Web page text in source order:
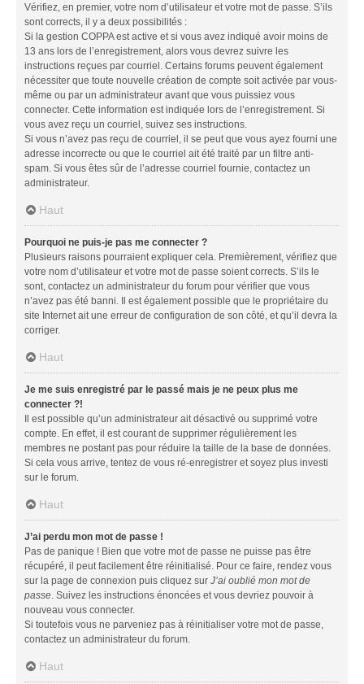
Vérifiez, en premier, votre nom d’utilisateur et votre mot de passe. S’ils
sont corrects, il y a deux possibilités :
Si la gestion COPPA est active et si vous avez indiqué avoir moins de
13 ans lors de l’enregistrement, alors vous devrez suivre les
instructions reçues par courriel. Certains forums peuvent également
nécessiter que toute nouvelle création de compte soit activée par vous-
même ou par un administrateur avant que vous puissiez vous
connecter. Cette information est indiquée lors de l’enregistrement. Si
vous avez reçu un courriel, suivez ses instructions.
Si vous n’avez pas reçu de courriel, il se peut que vous ayez fourni une
adresse incorrecte ou que le courriel ait été traité par un filtre anti-
spam. Si vous êtes sûr de l’adresse courriel fournie, contactez un
administrateur.
Haut
Pourquoi ne puis-je pas me connecter ?
Plusieurs raisons pourraient expliquer cela. Premièrement, vérifiez que
votre nom d’utilisateur et votre mot de passe soient corrects. S’ils le
sont, contactez un administrateur du forum pour vérifier que vous
n’avez pas été banni. Il est également possible que le propriétaire du
site Internet ait une erreur de configuration de son côté, et qu’il devra la
corriger.
Haut
Je me suis enregistré par le passé mais je ne peux plus me
connecter ?!
Il est possible qu’un administrateur ait désactivé ou supprimé votre
compte. En effet, il est courant de supprimer régulièrement les
membres ne postant pas pour réduire la taille de la base de données.
Si cela vous arrive, tentez de vous ré-enregistrer et soyez plus investi
sur le forum.
Haut
J’ai perdu mon mot de passe !
Pas de panique ! Bien que votre mot de passe ne puisse pas être
récupéré, il peut facilement être réinitialisé. Pour ce faire, rendez vous
sur la page de connexion puis cliquez sur J’ai oublié mon mot de
passe. Suivez les instructions énoncées et vous devriez pouvoir à
nouveau vous connecter.
Si toutefois vous ne parveniez pas à réinitialiser votre mot de passe,
contactez un administrateur du forum.
Haut